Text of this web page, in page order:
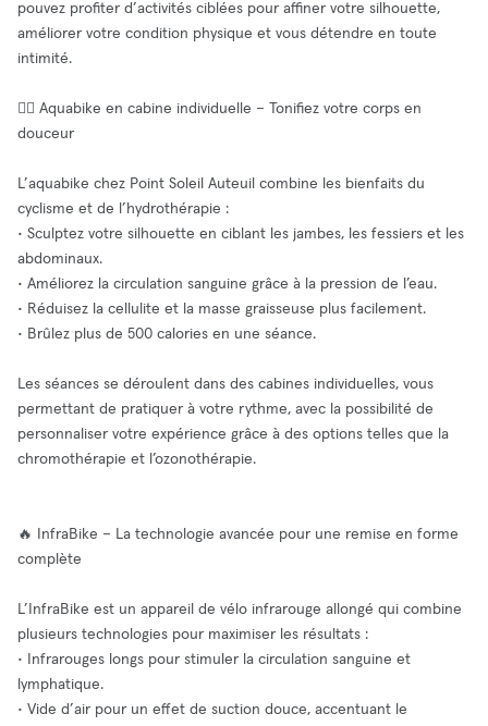
pouvez profiter d’activités ciblées pour affiner votre silhouette,
améliorer votre condition physique et vous détendre en toute
intimité.
🚴‍♀️ Aquabike en cabine individuelle – Tonifiez votre corps en
douceur
L’aquabike chez Point Soleil Auteuil combine les bienfaits du
cyclisme et de l’hydrothérapie :
• Sculptez votre silhouette en ciblant les jambes, les fessiers et les
abdominaux.
• Améliorez la circulation sanguine grâce à la pression de l’eau.
• Réduisez la cellulite et la masse graisseuse plus facilement.
• Brûlez plus de 500 calories en une séance.
Les séances se déroulent dans des cabines individuelles, vous
permettant de pratiquer à votre rythme, avec la possibilité de
personnaliser votre expérience grâce à des options telles que la
chromothérapie et l’ozonothérapie.
🔥 InfraBike – La technologie avancée pour une remise en forme
complète
L’InfraBike est un appareil de vélo infrarouge allongé qui combine
plusieurs technologies pour maximiser les résultats :
• Infrarouges longs pour stimuler la circulation sanguine et
lymphatique.
• Vide d’air pour un effet de suction douce, accentuant le